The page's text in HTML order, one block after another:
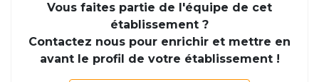
Vous faites partie de l'équipe de cet
établissement ?
Contactez nous pour enrichir et mettre en
avant le profil de votre établissement !